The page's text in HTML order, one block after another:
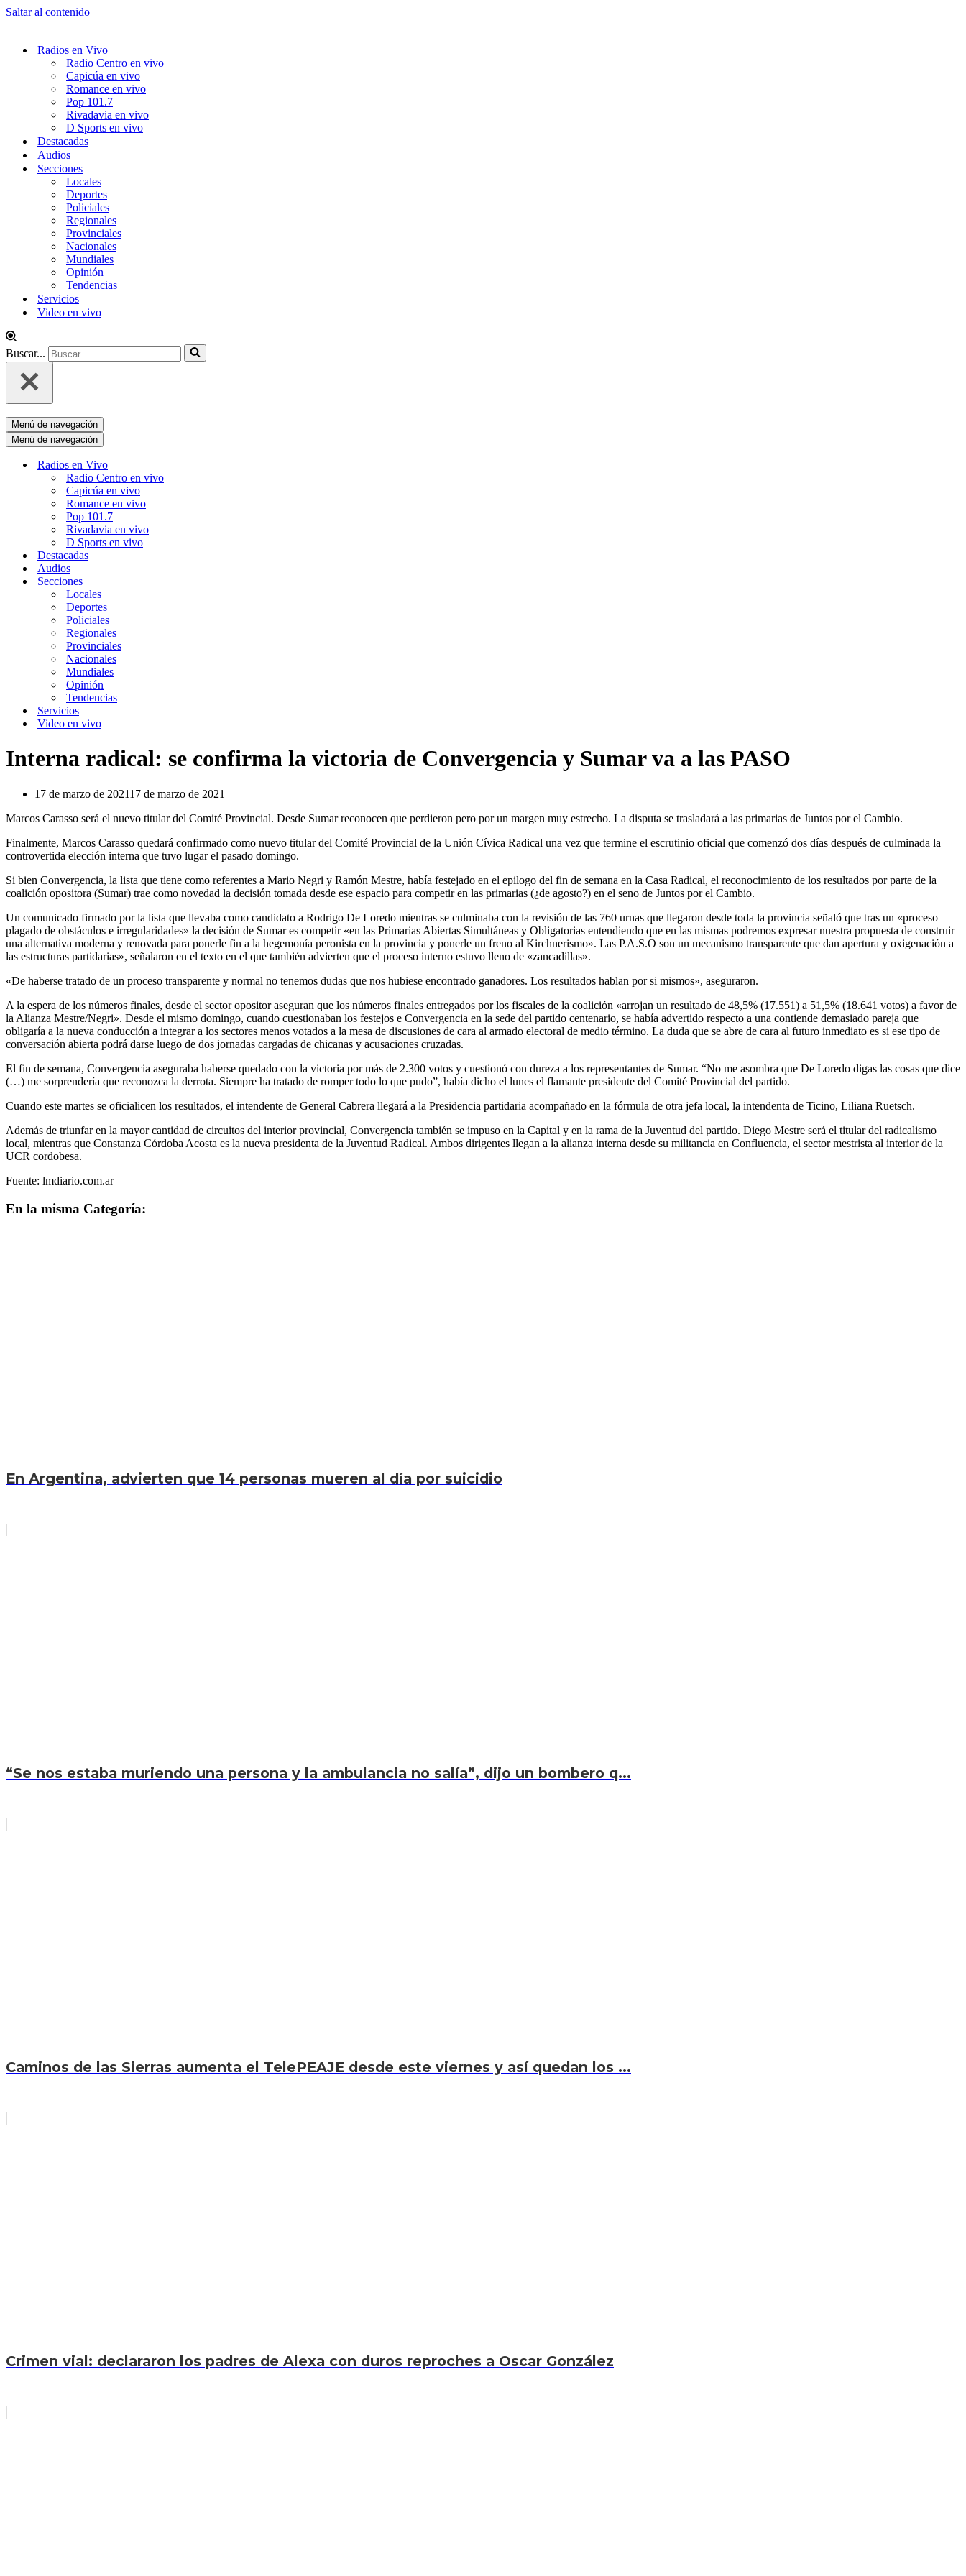
Saltar al contenido
Radios en Vivo
Radio Centro en vivo
Capicúa en vivo
Romance en vivo
Pop 101.7
Rivadavia en vivo
D Sports en vivo
Destacadas
Audios
Secciones
Locales
Deportes
Policiales
Regionales
Provinciales
Nacionales
Mundiales
Opinión
Tendencias
Servicios
Video en vivo
Buscar...
Menú de navegación
Menú de navegación
Radios en Vivo
Radio Centro en vivo
Capicúa en vivo
Romance en vivo
Pop 101.7
Rivadavia en vivo
D Sports en vivo
Destacadas
Audios
Secciones
Locales
Deportes
Policiales
Regionales
Provinciales
Nacionales
Mundiales
Opinión
Tendencias
Servicios
Video en vivo
Interna radical: se confirma la victoria de Convergencia y Sumar va a las PASO
17 de marzo de 202117 de marzo de 2021
Marcos Carasso será el nuevo titular del Comité Provincial. Desde Sumar reconocen que perdieron pero por un margen muy estrecho. La disputa se trasladará a las primarias de Juntos por el Cambio.
Finalmente, Marcos Carasso quedará confirmado como nuevo titular del Comité Provincial de la Unión Cívica Radical una vez que termine el escrutinio oficial que comenzó dos días después de culminada la
controvertida elección interna que tuvo lugar el pasado domingo.
Si bien Convergencia, la lista que tiene como referentes a Mario Negri y Ramón Mestre, había festejado en el epilogo del fin de semana en la Casa Radical, el reconocimiento de los resultados por parte de la
coalición opositora (Sumar) trae como novedad la decisión tomada desde ese espacio para competir en las primarias (¿de agosto?) en el seno de Juntos por el Cambio.
Un comunicado firmado por la lista que llevaba como candidato a Rodrigo De Loredo mientras se culminaba con la revisión de las 760 urnas que llegaron desde toda la provincia señaló que tras un «proceso
plagado de obstáculos e irregularidades» la decisión de Sumar es competir «en las Primarias Abiertas Simultáneas y Obligatorias entendiendo que en las mismas podremos expresar nuestra propuesta de construir
una alternativa moderna y renovada para ponerle fin a la hegemonía peronista en la provincia y ponerle un freno al Kirchnerismo». Las P.A.S.O son un mecanismo transparente que dan apertura y oxigenación a
las estructuras partidarias», señalaron en el texto en el que también advierten que el proceso interno estuvo lleno de «zancadillas».
«De haberse tratado de un proceso transparente y normal no tenemos dudas que nos hubiese encontrado ganadores. Los resultados hablan por si mismos», aseguraron.
A la espera de los números finales, desde el sector opositor aseguran que los números finales entregados por los fiscales de la coalición «arrojan un resultado de 48,5% (17.551) a 51,5% (18.641 votos) a favor de
la Alianza Mestre/Negri». Desde el mismo domingo, cuando cuestionaban los festejos e Convergencia en la sede del partido centenario, se había advertido respecto a una contiende demasiado pareja que
obligaría a la nueva conducción a integrar a los sectores menos votados a la mesa de discusiones de cara al armado electoral de medio término. La duda que se abre de cara al futuro inmediato es si ese tipo de
conversación abierta podrá darse luego de dos jornadas cargadas de chicanas y acusaciones cruzadas.
El fin de semana, Convergencia aseguraba haberse quedado con la victoria por más de 2.300 votos y cuestionó con dureza a los representantes de Sumar. “No me asombra que De Loredo digas las cosas que dice
(…) me sorprendería que reconozca la derrota. Siempre ha tratado de romper todo lo que pudo”, había dicho el lunes el flamante presidente del Comité Provincial del partido.
Cuando este martes se oficialicen los resultados, el intendente de General Cabrera llegará a la Presidencia partidaria acompañado en la fórmula de otra jefa local, la intendenta de Ticino, Liliana Ruetsch.
Además de triunfar en la mayor cantidad de circuitos del interior provincial, Convergencia también se impuso en la Capital y en la rama de la Juventud del partido. Diego Mestre será el titular del radicalismo
local, mientras que Constanza Córdoba Acosta es la nueva presidenta de la Juventud Radical. Ambos dirigentes llegan a la alianza interna desde su militancia en Confluencia, el sector mestrista al interior de la
UCR cordobesa.
Fuente: lmdiario.com.ar
En la misma Categoría:
En Argentina, advierten que 14 personas mueren al día por suicidio
“Se nos estaba muriendo una persona y la ambulancia no salía”, dijo un bombero q...
Caminos de las Sierras aumenta el TelePEAJE desde este viernes y así quedan los ...
Crimen vial: declararon los padres de Alexa con duros reproches a Oscar González